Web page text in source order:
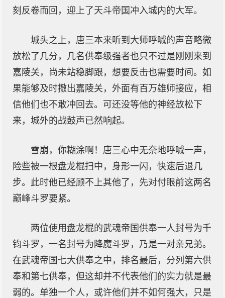
刻反卷而回，迎上了天斗帝国冲入城内的大军。
城头之上，唐三本来听到大师呼喊的声音略微
放松了几分，几名供奉级强者也只不过是刚刚来到
嘉陵关，尚未站稳脚跟，想要反击也需要时间。如
果能够及时撤出嘉陵关，外面有百万雄师接应，相
信他们也不敢冲回去。可还没等他的神经放松下
来，城外的战鼓声已然响起。
雪崩，你糊涂啊！唐三心中无奈地呼喊一声，
险些被一根盘龙棍扫中，身形一闪，快速后退几
步。此时他已经顾不上其他了，先对付眼前这两名
巅峰斗罗要紧。
两位使用盘龙棍的武魂帝国供奉一人封号为千
钧斗罗，一名封号为降魔斗罗，乃是一对亲兄弟。
在武魂帝国七大供奉之中，排名最后，分列第六供
奉和第七供奉，但这却并不代表他们的实力就是最
弱的。单独一个人，或许他们并不如何强大，只是